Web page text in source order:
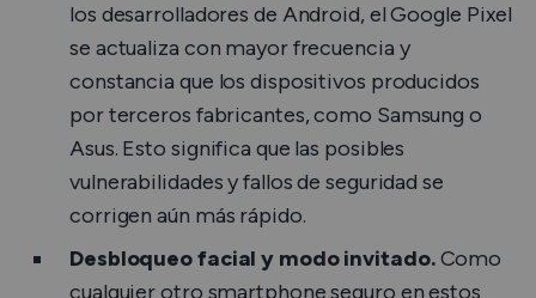
los desarrolladores de Android, el Google Pixel
se actualiza con mayor frecuencia y
constancia que los dispositivos producidos
por terceros fabricantes, como Samsung o
Asus. Esto significa que las posibles
vulnerabilidades y fallos de seguridad se
corrigen aún más rápido.
Desbloqueo facial y modo invitado.Como
cualquier otro smartphone seguro en estos